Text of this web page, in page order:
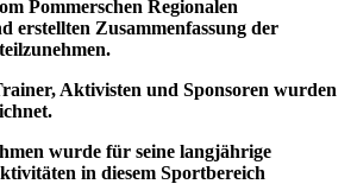
Pommerschen Regionalen
erstellten Zusammenfassung der
Aktivisten und Sponsoren wurden
wurde für seine langjährige
in diesem Sportbereich